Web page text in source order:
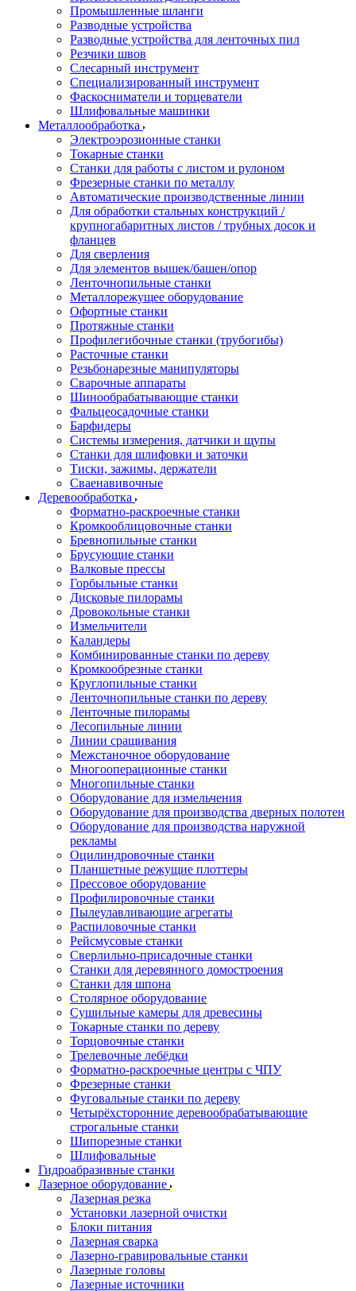
Промышленные шланги
Разводные устройства
Разводные устройства для ленточных пил
Резчики швов
Слесарный инструмент
Специализированный инструмент
Фаскосниматели и торцеватели
Шлифовальные машинки
Металлообработка
Электроэрозионные станки
Токарные станки
Станки для работы с листом и рулоном
Фрезерные станки по металлу
Автоматические производственные линии
Для обработки стальных конструкций /
крупногабаритных листов / трубных досок и
фланцев
Для сверления
Для элементов вышек/башен/опор
Ленточнопильные станки
Металлорежущее оборудование
Офортные станки
Протяжные станки
Профилегибочные станки (трубогибы)
Расточные станки
Резьбонарезные манипуляторы
Сварочные аппараты
Шинообрабатывающие станки
Фальцеосадочные станки
Барфидеры
Системы измерения, датчики и щупы
Станки для шлифовки и заточки
Тиски, зажимы, держатели
Cваенавивочные
Деревообработка
Форматно-раскроечные станки
Кромкооблицовочные станки
Бревнопильные станки
Брусующие станки
Валковые прессы
Горбыльные станки
Дисковые пилорамы
Дровокольные станки
Измельчители
Каландеры
Комбинированные станки по дереву
Кромкообрезные станки
Круглопильные станки
Ленточнопильные станки по дереву
Ленточные пилорамы
Лесопильные линии
Линии сращивания
Межстаночное оборудование
Многооперационные станки
Многопильные станки
Оборудование для измельчения
Оборудование для производства дверных полотен
Оборудование для производства наружной
рекламы
Оцилиндровочные станки
Планшетные режущие плоттеры
Прессовое оборудование
Профилировочные станки
Пылеулавливающие агрегаты
Распиловочные станки
Рейсмусовые станки
Сверлильно-присадочные станки
Станки для деревянного домостроения
Станки для шпона
Столярное оборудование
Сушильные камеры для древесины
Токарные станки по дереву
Торцовочные станки
Трелевочные лебёдки
Форматно-раскроечные центры с ЧПУ
Фрезерные станки
Фуговальные станки по дереву
Четырёхсторонние деревообрабатывающие
строгальные станки
Шипорезные станки
Шлифовальные
Гидроабразивные станки
Лазерное оборудование
Лазерная резка
Установки лазерной очистки
Блоки питания
Лазерная сварка
Лазерно-гравировальные станки
Лазерные головы
Лазерные источники